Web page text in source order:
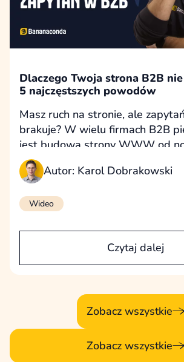
Dlaczego Twoja strona B2B
5 najczęstszych powodów
Masz ruch na stronie, ale
brakuje? W wielu firmach B2B
jest budowa strony WWW od
W praktyce problem często leży
Sprawdź 5 najczęstszych
kiedy faktycznie warto stworzyć
Autor: Karol Dobrakowski
Wideo
Czytaj dalej
Zobacz wszystkie
Zobacz wszystkie